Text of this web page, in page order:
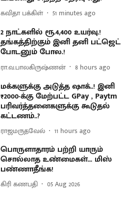
கவிதா பக்கிள் 51 minutes ago
2 நாட்களில் ரூ.4,400 உயர்வு.!
தங்கத்திற்கும் இனி தனி பட்ஜெட்
போடனும் போல.!
ரா.வ.பாலகிருஷ்ணன் 8 hours ago
மக்களுக்கு அடுத்த ஷாக்..! இனி
₹2000-க்கு மேற்பட்ட GPay , Paytm
பரிவர்த்தனைகளுக்கு கூடுதல்
கட்டணம்..?
ராஜமருதவேல் 11 hours ago
பொருளாதாரம் பற்றி யாரும்
சொல்லாத உண்மைகள்... மிஸ்
பண்ணாதீங்க!
கிரி கணபதி 05 Aug 2026